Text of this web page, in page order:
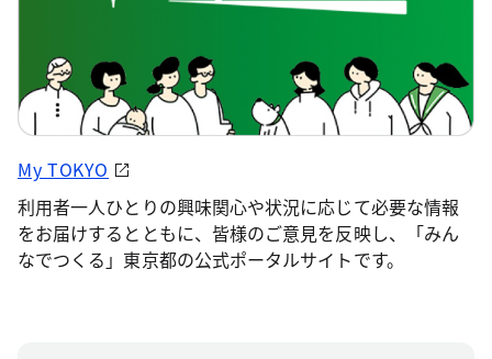
My TOKYO
利用者一人ひとりの興味関心や状況に応じて必要な情報
をお届けするとともに、皆様のご意見を反映し、「みん
なでつくる」東京都の公式ポータルサイトです。